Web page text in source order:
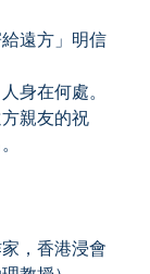
遠方」明信
在何處。
親友的祝
，香港浸會